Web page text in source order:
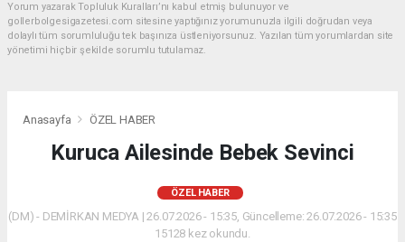
Yorum yazarak Topluluk Kuralları’nı kabul etmiş bulunuyor ve
gollerbolgesigazetesi.com sitesine yaptığınız yorumunuzla ilgili doğrudan veya
dolaylı tüm sorumluluğu tek başınıza üstleniyorsunuz. Yazılan tüm yorumlardan site
yönetimi hiçbir şekilde sorumlu tutulamaz.
Anasayfa ÖZEL HABER
Kuruca Ailesinde Bebek Sevinci
ÖZEL HABER
(DM) - DEMİRKAN MEDYA | 26.07.2026 - 15:35, Güncelleme: 26.07.2026 - 15:35
15128 kez okundu.